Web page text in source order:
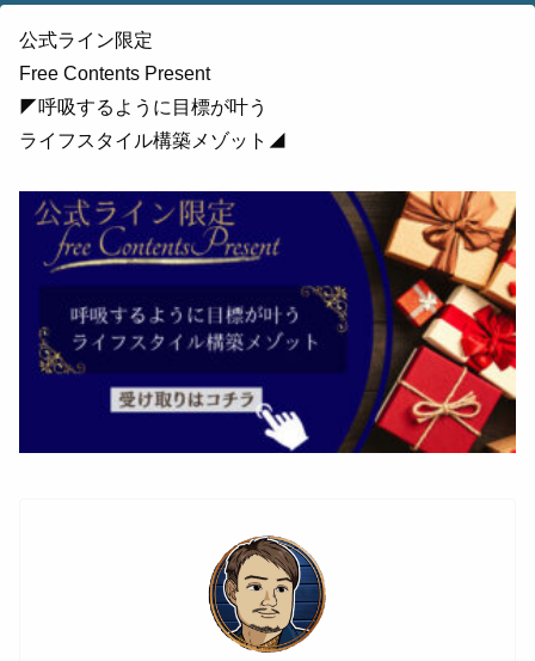
公式ライン限定
Free Contents Present
◤呼吸するように目標が叶う
ライフスタイル構築メゾット◢